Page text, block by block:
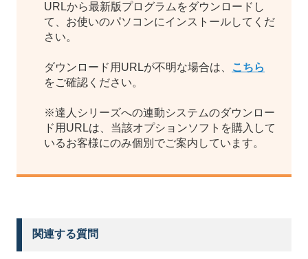
URLから最新版プログラムをダウンロードし
て、お使いのパソコンにインストールしてくだ
さい。
ダウンロード用URLが不明な場合は、
こちら
をご確認ください。
※達人シリーズへの連動システムのダウンロー
ド用URLは、当該オプションソフトを購入して
いるお客様にのみ個別でご案内しています。
関連する質問